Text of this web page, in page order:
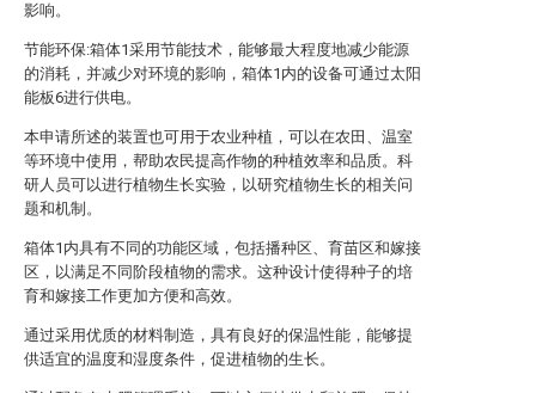
影响。
节能环保:箱体1采用节能技术，能够最大程度地减少能源
的消耗，并减少对环境的影响，箱体1内的设备可通过太阳
能板6进行供电。
本申请所述的装置也可用于农业种植，可以在农田、温室
等环境中使用，帮助农民提高作物的种植效率和品质。科
研人员可以进行植物生长实验，以研究植物生长的相关问
题和机制。
箱体1内具有不同的功能区域，包括播种区、育苗区和嫁接
区，以满足不同阶段植物的需求。这种设计使得种子的培
育和嫁接工作更加方便和高效。
通过采用优质的材料制造，具有良好的保温性能，能够提
供适宜的温度和湿度条件，促进植物的生长。